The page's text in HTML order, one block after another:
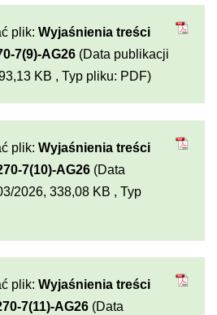
plik: Wyjaśnienia treści
7(9)-AG26 (Data publikacji
KB , Typ pliku: PDF)
plik: Wyjaśnienia treści
7(10)-AG26 (Data
2026, 338,08 KB , Typ
plik: Wyjaśnienia treści
7(11)-AG26 (Data